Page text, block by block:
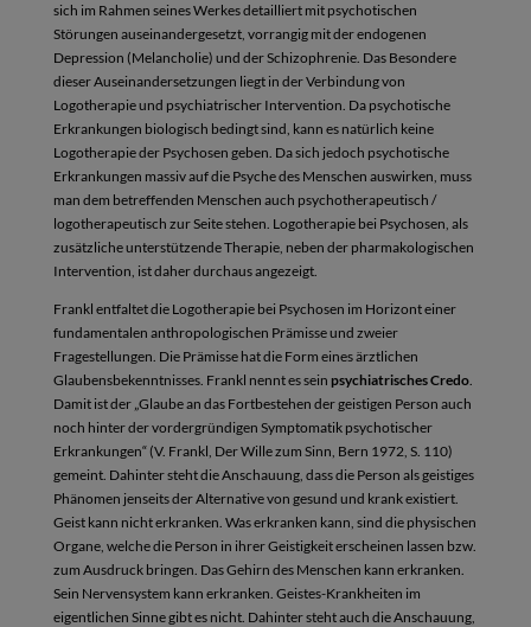
sich im Rahmen seines Werkes detailliert mit psychotischen
Störungen auseinandergesetzt, vorrangig mit der endogenen
Depression (Melancholie) und der Schizophrenie. Das Besondere
dieser Auseinandersetzungen liegt in der Verbindung von
Logotherapie und psychiatrischer Intervention. Da psychotische
Erkrankungen biologisch bedingt sind, kann es natürlich keine
Logotherapie der Psychosen geben. Da sich jedoch psychotische
Erkrankungen massiv auf die Psyche des Menschen auswirken, muss
man dem betreffenden Menschen auch psychotherapeutisch /
logotherapeutisch zur Seite stehen. Logotherapie bei Psychosen, als
zusätzliche unterstützende Therapie, neben der pharmakologischen
Intervention, ist daher durchaus angezeigt.
Frankl entfaltet die Logotherapie bei Psychosen im Horizont einer
fundamentalen anthropologischen Prämisse und zweier
Fragestellungen. Die Prämisse hat die Form eines ärztlichen
Glaubensbekenntnisses. Frankl nennt es sein psychiatrisches Credo.
Damit ist der „Glaube an das Fortbestehen der geistigen Person auch
noch hinter der vordergründigen Symptomatik psychotischer
Erkrankungen“ (V. Frankl, Der Wille zum Sinn, Bern 1972, S. 110)
gemeint. Dahinter steht die Anschauung, dass die Person als geistiges
Phänomen jenseits der Alternative von gesund und krank existiert.
Geist kann nicht erkranken. Was erkranken kann, sind die physischen
Organe, welche die Person in ihrer Geistigkeit erscheinen lassen bzw.
zum Ausdruck bringen. Das Gehirn des Menschen kann erkranken.
Sein Nervensystem kann erkranken. Geistes-Krankheiten im
eigentlichen Sinne gibt es nicht. Dahinter steht auch die Anschauung,